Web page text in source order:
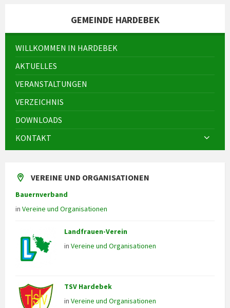
GEMEINDE HARDEBEK
WILLKOMMEN IN HARDEBEK
AKTUELLES
VERANSTALTUNGEN
VERZEICHNIS
DOWNLOADS
KONTAKT
VEREINE UND ORGANISATIONEN
Bauernverband
in Vereine und Organisationen
Landfrauen-Verein
in Vereine und Organisationen
TSV Hardebek
in Vereine und Organisationen